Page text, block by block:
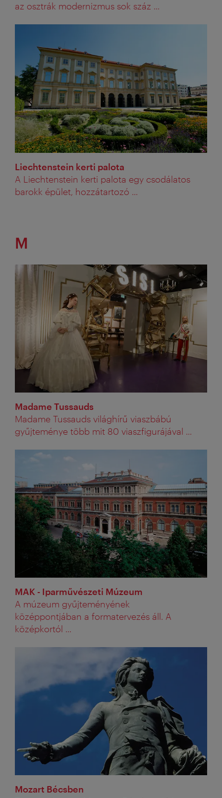
az osztrák modernizmus sok száz ...
Liechtenstein kerti palota
A Liechtenstein kerti palota egy csodálatos
barokk épület, hozzátartozó ...
M
Madame Tussauds
Madame Tussauds világhírű viaszbábú
gyűjteménye több mit 80 viaszfigurájával ...
MAK - Iparművészeti Múzeum
A múzeum gyűjteményének
középpontjában a formatervezés áll. A
középkortól ...
Mozart Bécsben